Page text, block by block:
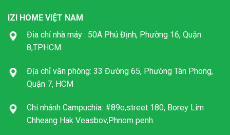
IZI HOME VIỆT NAM
Đia chỉ nhà máy : 50A Phú Định, Phường 16, Quận
8,TPHCM
Địa chỉ văn phòng: 33 Đường 65, Phường Tân Phong,
Quận 7, HCM
Chi nhánh Campuchia: #89o,street 180, Borey Lim
Chheang Hak Veasbov,Phnom penh.